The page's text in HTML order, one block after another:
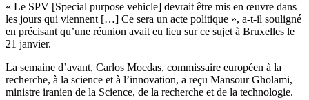
« Le SPV [Special purpose vehicle] devrait être mis en œuvre dans
les jours qui viennent […] Ce sera un acte politique », a-t-il souligné
en précisant qu’une réunion avait eu lieu sur ce sujet à Bruxelles le
21 janvier.
La semaine d’avant, Carlos Moedas, commissaire européen à la
recherche, à la science et à l’innovation, a reçu Mansour Gholami,
ministre iranien de la Science, de la recherche et de la technologie.